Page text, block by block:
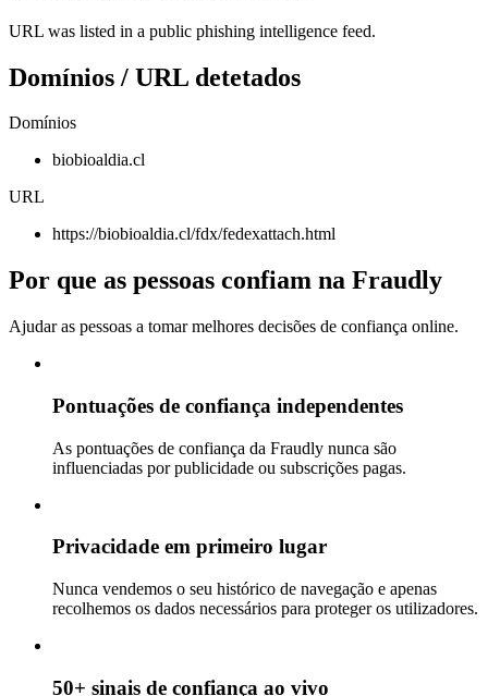
URL was listed in a public phishing intelligence feed.
Domínios / URL detetados
Domínios
biobioaldia.cl
URL
https://biobioaldia.cl/fdx/fedexattach.html
Por que as pessoas confiam na Fraudly
Ajudar as pessoas a tomar melhores decisões de confiança online.
Pontuações de confiança independentes
As pontuações de confiança da Fraudly nunca são
influenciadas por publicidade ou subscrições pagas.
Privacidade em primeiro lugar
Nunca vendemos o seu histórico de navegação e apenas
recolhemos os dados necessários para proteger os utilizadores.
50+ sinais de confiança ao vivo